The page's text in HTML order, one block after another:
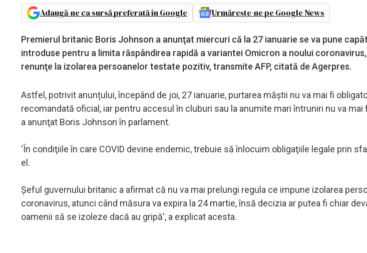
Adaugă-ne ca sursă preferată în Google Urmărește-ne pe Google News
Premierul britanic Boris Johnson a anunţat miercuri că la 27 ianuarie se va pune
introduse pentru a limita răspândirea rapidă a variantei Omicron a noului
renunţe la izolarea persoanelor testate pozitiv, transmite AFP, citată de Agerpres.
Astfel, potrivit anunțului, începând de joi, 27 ianuarie, purtarea măştii nu va mai fi
recomandată oficial, iar pentru accesul în cluburi sau la anumite mari întruniri nu va
a anunţat Boris Johnson în parlament.
'În condiţiile în care COVID devine endemic, trebuie să înlocuim obligaţiile legale prin
el.
Şeful guvernului britanic a afirmat că nu va mai prelungi regula ce impune izolarea
coronavirus, atunci când măsura va expira la 24 martie, însă decizia ar putea fi chiar
oamenii să se izoleze dacă au gripă', a explicat acesta.